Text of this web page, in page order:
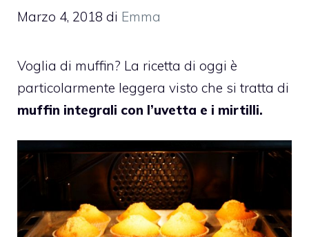
Marzo 4, 2018 di Emma
Voglia di muffin? La ricetta di oggi è
particolarmente leggera visto che si tratta di
muffin integrali con l’uvetta e i mirtilli.